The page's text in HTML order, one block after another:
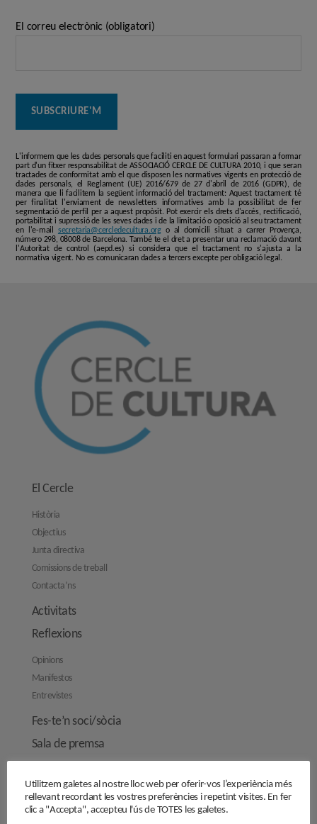
El correu electrònic (obligatori)
L'informem que les dades personals que faciliti en aquest formulari passaran a formar
part d'un fitxer responsabilitat de ASSOCIACIÓ CERCLE DE CULTURA 2010, i que seran
tractades de conformitat amb el que disposen les normatives vigents en protecció de
dades personals, el Reglament (UE) 2016/679 de 27 d'abril de 2016 (GDPR), de
manera que li facilitem la següent informació del tractament: Aquest tractament té
per finalitat l'enviament de newsletters informatives amb la possibilitat de fer
segmentació de perfil per a aquest propòsit. Pot exercir els drets d'accés, rectificació,
portabilitat i supressió de les seves dades i de la limitació o oposició al seu tractament
en l'e-mail secretaria@cercledecultura.orgo al domicili situat a carrer Provença,
número 298, 08008 de Barcelona. També te el dret a presentar una reclamació davant
l'Autoritat de control (aepd.es) si considera que el tractament no s'ajusta a la
normativa vigent. No es comunicaran dades a tercers excepte per obligació legal.
El Cercle
Història
Objectius
Junta directiva
Comissions de treball
Contacta’ns
Activitats
Reflexions
Opinions
Manifestos
Entrevistes
Fes-te’n soci/sòcia
Sala de premsa
Cercle de Cultura
Carrer Provença, 298
08008 Barcelona
Utilitzem galetes al nostre lloc web per oferir-vos l’experiència més
rellevant recordant les vostres preferències i repetint visites. En fer
clic a "Accepta", accepteu l'ús de TOTES les galetes.